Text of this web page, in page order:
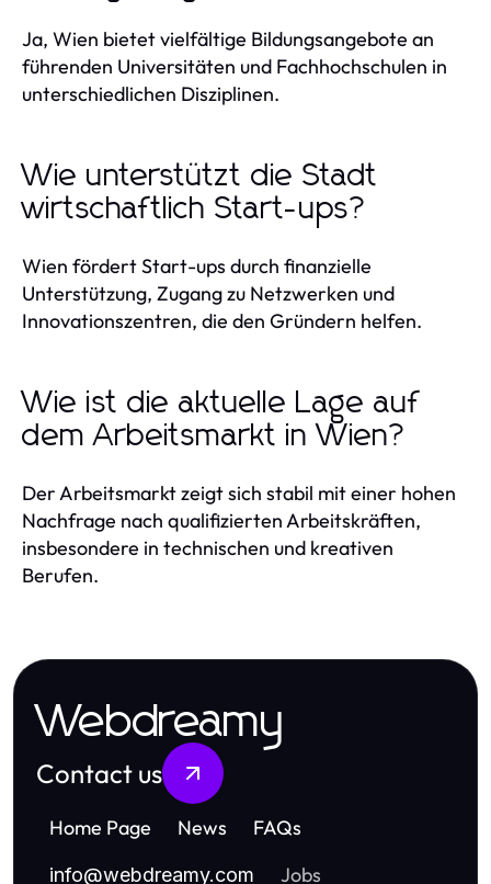
Ja, Wien bietet vielfältige Bildungsangebote an
führenden Universitäten und Fachhochschulen in
unterschiedlichen Disziplinen.
Wie unterstützt die Stadt
wirtschaftlich Start-ups?
Wien fördert Start-ups durch finanzielle
Unterstützung, Zugang zu Netzwerken und
Innovationszentren, die den Gründern helfen.
Wie ist die aktuelle Lage auf
dem Arbeitsmarkt in Wien?
Der Arbeitsmarkt zeigt sich stabil mit einer hohen
Nachfrage nach qualifizierten Arbeitskräften,
insbesondere in technischen und kreativen
Berufen.
Webdreamy
Contact us
Home Page News FAQs
info@webdreamy.com Jobs